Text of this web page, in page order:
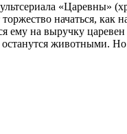
«Царевны»
начаться, как
ему на выручку
животными.